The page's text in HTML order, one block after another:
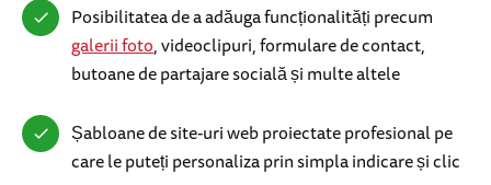
Posibilitatea de a adăuga funcționalități precum
galerii foto, videoclipuri, formulare de contact,
butoane de partajare socială și multe altele
Șabloane de site-uri web proiectate profesional pe
care le puteți personaliza prin simpla indicare și clic